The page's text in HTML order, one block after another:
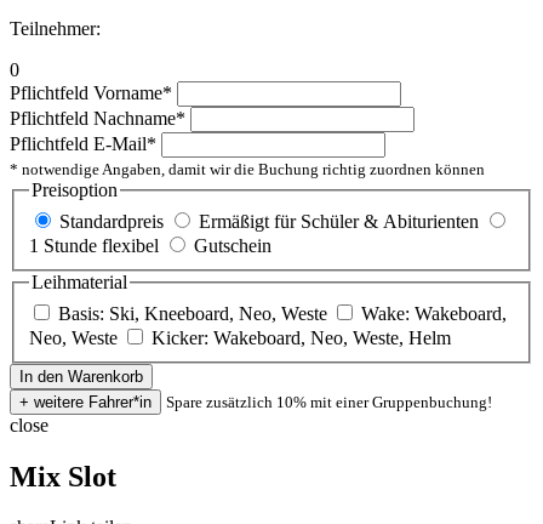
Teilnehmer:
0
Pflichtfeld Vorname*
Pflichtfeld Nachname*
Pflichtfeld E-Mail*
* notwendige Angaben, damit wir die Buchung richtig zuordnen können
Preisoption
Standardpreis
Ermäßigt für Schüler & Abiturienten
1 Stunde flexibel
Gutschein
Leihmaterial
Basis: Ski, Kneeboard, Neo, Weste
Wake: Wakeboard,
Neo, Weste
Kicker: Wakeboard, Neo, Weste, Helm
Spare zusätzlich 10% mit einer Gruppenbuchung!
close
Mix Slot